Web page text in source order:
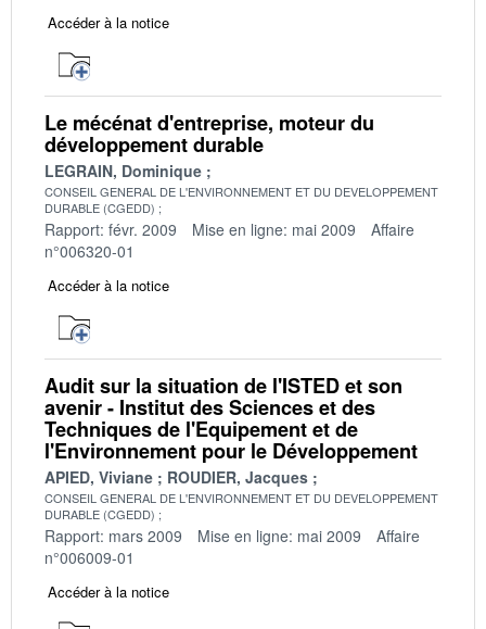
Accéder à la notice
Le mécénat d'entreprise, moteur du
développement durable
LEGRAIN, Dominique
CONSEIL GENERAL DE L'ENVIRONNEMENT ET DU DEVELOPPEMENT
DURABLE (CGEDD)
Rapport: févr. 2009 Mise en ligne: mai 2009
Affaire
n°006320-01
Accéder à la notice
Audit sur la situation de l'ISTED et son
avenir - Institut des Sciences et des
Techniques de l'Equipement et de
l'Environnement pour le Développement
APIED, Viviane ROUDIER, Jacques
CONSEIL GENERAL DE L'ENVIRONNEMENT ET DU DEVELOPPEMENT
DURABLE (CGEDD)
Rapport: mars 2009 Mise en ligne: mai 2009
Affaire
n°006009-01
Accéder à la notice